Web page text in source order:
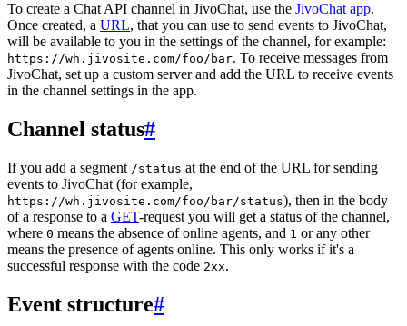
To create a Chat API channel in JivoChat, use the JivoChat app.
Once created, a URL, that you can use to send events to JivoChat,
will be available to you in the settings of the channel, for example:
https://wh.jivosite.com/foo/bar. To receive messages from
JivoChat, set up a custom server and add the URL to receive events
in the channel settings in the app.
Channel status#
If you add a segment /status at the end of the URL for sending
events to JivoChat (for example,
https://wh.jivosite.com/foo/bar/status), then in the body
of a response to a GET-request you will get a status of the channel,
where 0 means the absence of online agents, and 1 or any other
means the presence of agents online. This only works if it's a
successful response with the code 2xx.
Event structure#